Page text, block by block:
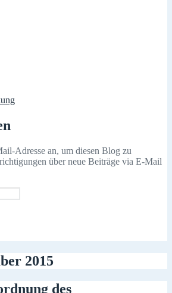
Adresse an, um diesen Blog zu
über neue Beiträge via E-Mail
2015
des